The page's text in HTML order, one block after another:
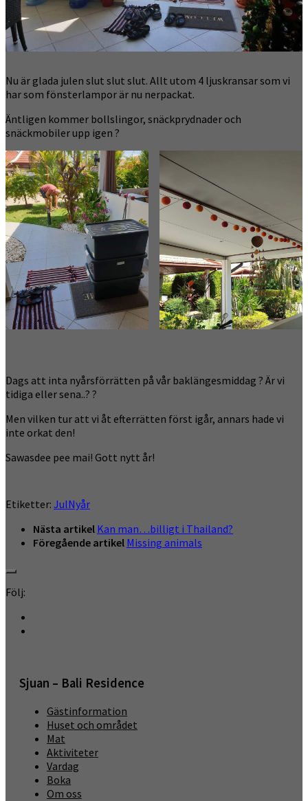
Nu är glada julen slut slut slut. Allt utom 4 ljuskransar som vi
har som fönsterlampor är nu nerpackat.
Äntligen kommer bollslingor, snäckprydnader och
snäckmobiler upp igen ?
Dags att inta nyårsförrätten på vår baklängesmiddag ? Är vi
tidiga eller sena..? ?
Men vilken tur att vi åt efterrätten först igår, annars hade vi
inte orkat den!
Sawasdee pee mai! Gott nytt år!
Etiketter: JulNyår
Nästa artikel Kan man…billigt i Thailand?
Föregående artikel Missing animals
Följ:
Sjuan – Bali Residence
Gästinformation
Huset och området
Mat
Aktiviteter
Vardag
Boka
Om oss